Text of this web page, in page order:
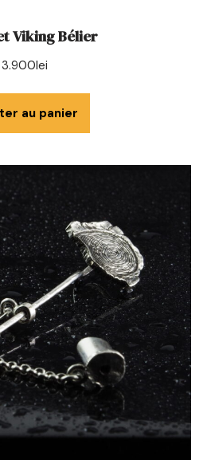
Viking Bélier
3.900lei
au panier